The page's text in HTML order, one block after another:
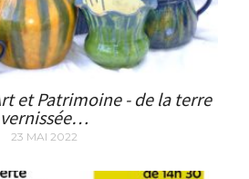
et Patrimoine - de la terre
vernissée…
23 MAI 2022